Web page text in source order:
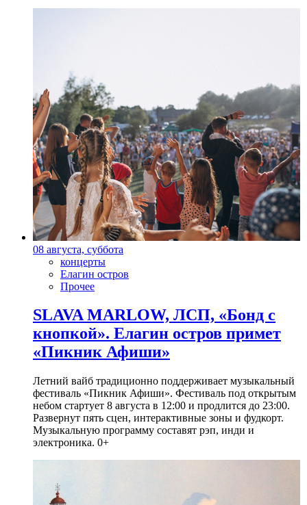
08 августа, суббота
концерты
Елагин остров
Прочее
SLAVA MARLOW, ЛСП, «Бонд с
кнопкой». Елагин остров примет
«Пикник Афиши»
Летний вайб традиционно поддерживает музыкальный
фестиваль «Пикник Афиши». Фестиваль под открытым
небом стартует 8 августа в 12:00 и продлится до 23:00.
Развернут пять сцен, интерактивные зоны и фудкорт.
Музыкальную программу составят рэп, инди и
электроника. 0+